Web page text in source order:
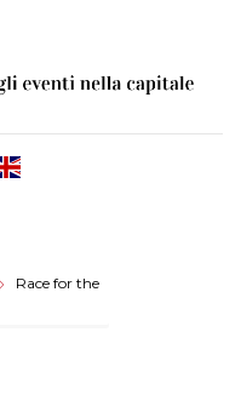
Race for the